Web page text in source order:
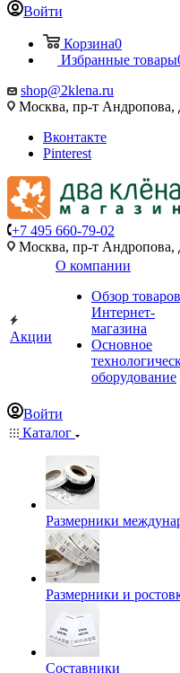
Войти
Корзина0
Избранные товары
shop@2klena.ru
Москва, пр-т Андропова,
Вконтакте
Pinterest
+7 495 660-79-02
Москва, пр-т Андропова,
Акции
О компании
Обзор товаров
Интернет-
магазина
Основное
оборудование
Войти
Каталог
Размерники
Размерники и
Составники